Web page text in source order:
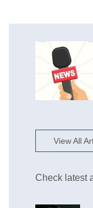
View All
Check latest